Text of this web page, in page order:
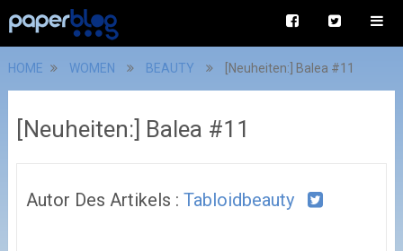
HOME WOMEN BEAUTY [Neuheiten:] Balea #11
[Neuheiten:] Balea #11
Autor Des Artikels : Tabloidbeauty